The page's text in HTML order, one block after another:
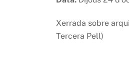
Xerrada sobre
Tercera Pell)